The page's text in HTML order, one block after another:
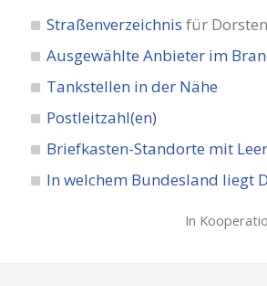
Straßenverzeichnis für Dorsten
Ausgewählte Anbieter im
Tankstellen in der Nähe
Postleitzahl(en)
Briefkasten-Standorte mit
In welchem Bundesland liegt
In